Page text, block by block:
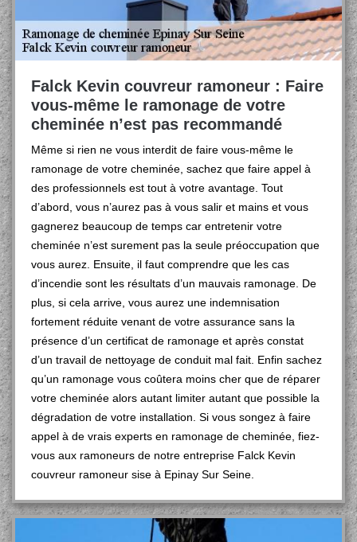
Falck Kevin couvreur ramoneur : Faire
vous-même le ramonage de votre
cheminée n’est pas recommandé
Même si rien ne vous interdit de faire vous-même le
ramonage de votre cheminée, sachez que faire appel à
des professionnels est tout à votre avantage. Tout
d’abord, vous n’aurez pas à vous salir et mains et vous
gagnerez beaucoup de temps car entretenir votre
cheminée n’est surement pas la seule préoccupation que
vous aurez. Ensuite, il faut comprendre que les cas
d’incendie sont les résultats d’un mauvais ramonage. De
plus, si cela arrive, vous aurez une indemnisation
fortement réduite venant de votre assurance sans la
présence d’un certificat de ramonage et après constat
d’un travail de nettoyage de conduit mal fait. Enfin sachez
qu’un ramonage vous coûtera moins cher que de réparer
votre cheminée alors autant limiter autant que possible la
dégradation de votre installation. Si vous songez à faire
appel à de vrais experts en ramonage de cheminée, fiez-
vous aux ramoneurs de notre entreprise Falck Kevin
couvreur ramoneur sise à Epinay Sur Seine.